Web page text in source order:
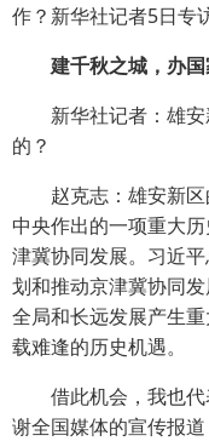
作？新华社记者5日专
建千秋之城，办国
新华社记者：雄安
的？
赵克志：雄安新区
中央作出的一项重大
津冀协同发展。习近
划和推动京津冀协同
全局和长远发展产生
载难逢的历史机遇。
借此机会，我也代
谢全国媒体的宣传报